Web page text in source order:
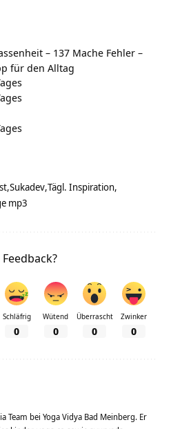
– 137 Mache Fehler –
für den Alltag
Sukadev Tägl. Inspiration
mp3
Schläfrig
0
Wütend
0
Überrascht
0
Zwinker
0
Team bei Yoga Vidya Bad Meinberg. Er